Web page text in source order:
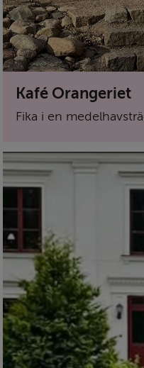
Kafé Orangeriet
Fika i en